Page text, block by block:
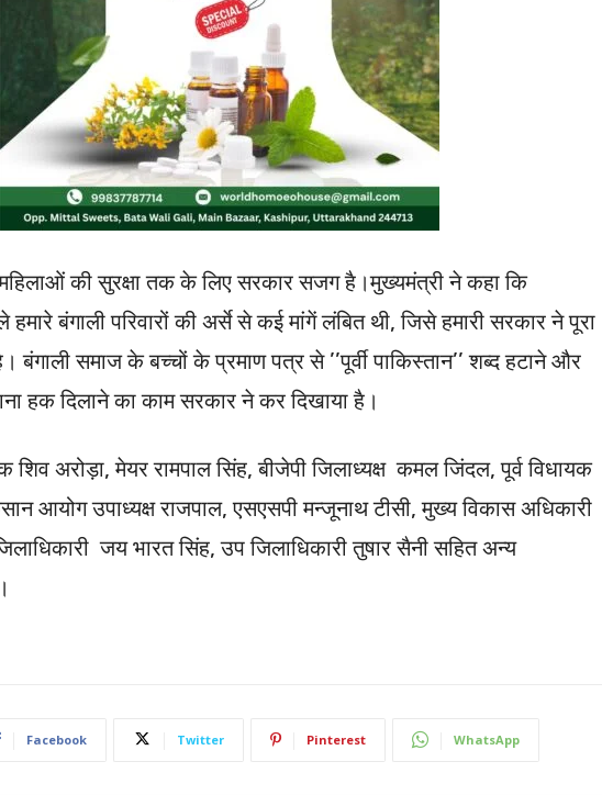
की सुरक्षा तक के लिए सरकार सजग है।मुख्यमंत्री ने कहा कि
हमारे बंगाली परिवारों की अर्से से कई मांगें लंबित थी, जिसे हमारी सरकार ने पूरा
बंगाली समाज के बच्चों के प्रमाण पत्र से ’’पूर्वी पाकिस्तान’’ शब्द हटाने और
हक दिलाने का काम सरकार ने कर दिखाया है।
अरोड़ा, मेयर रामपाल सिंह, बीजेपी जिलाध्यक्ष कमल जिंदल, पूर्व विधायक
आयोग उपाध्यक्ष राजपाल, एसएसपी मन्जूनाथ टीसी, मुख्य विकास अधिकारी
जय भारत सिंह, उप जिलाधिकारी तुषार सैनी सहित अन्य
Facebook Twitter Pinterest WhatsApp